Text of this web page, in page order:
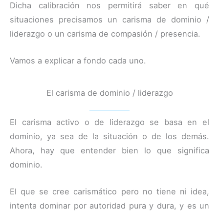
Dicha calibración nos permitirá saber en qué
situaciones precisamos un carisma de dominio /
liderazgo o un carisma de compasión / presencia.
Vamos a explicar a fondo cada uno.
El carisma de dominio / liderazgo
El carisma activo o de liderazgo se basa en el
dominio, ya sea de la situación o de los demás.
Ahora, hay que entender bien lo que significa
dominio.
El que se cree carismático pero no tiene ni idea,
intenta dominar por autoridad pura y dura, y es un